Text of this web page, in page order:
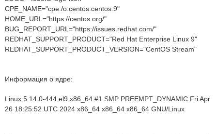
CPE_NAME="cpe:/o:centos:centos:9"
HOME_URL="https://centos.org/"
BUG_REPORT_URL="https://issues.redhat.com/"
REDHAT_SUPPORT_PRODUCT="Red Hat Enterprise Linux 9"
REDHAT_SUPPORT_PRODUCT_VERSION="CentOS Stream"
Информация о ядре:
Linux 5.14.0-444.el9.x86_64 #1 SMP PREEMPT_DYNAMIC Fri Apr
26 18:25:52 UTC 2024 x86_64 x86_64 x86_64 GNU/Linux